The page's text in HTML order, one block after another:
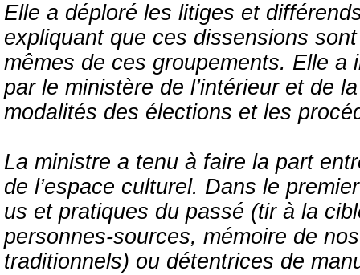
Elle a déploré les litiges et
expliquant que ces dissensions
mêmes de ces groupements. Elle
par le ministère de l’intérieur et de
modalités des élections et les
La ministre a tenu à faire la part
de l’espace culturel. Dans le
us et pratiques du passé (tir à la
personnes-sources, mémoire de
traditionnels) ou détentrices de